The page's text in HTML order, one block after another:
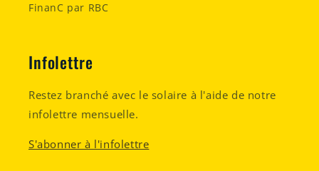
FinanC par RBC
Infolettre
Restez branché avec le solaire à l'aide de notre
infolettre mensuelle.
S'abonner à l'infolettre